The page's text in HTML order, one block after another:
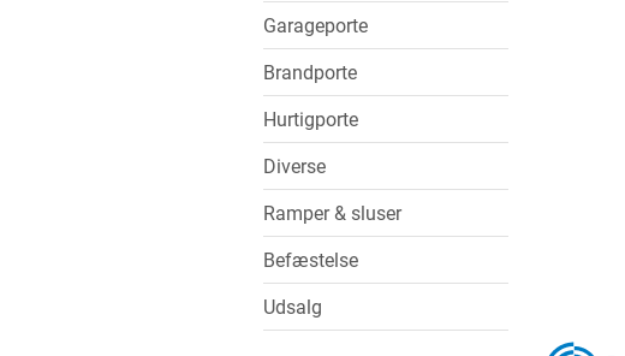
Garageporte
Brandporte
Hurtigporte
Diverse
Ramper & sluser
Befæstelse
Udsalg